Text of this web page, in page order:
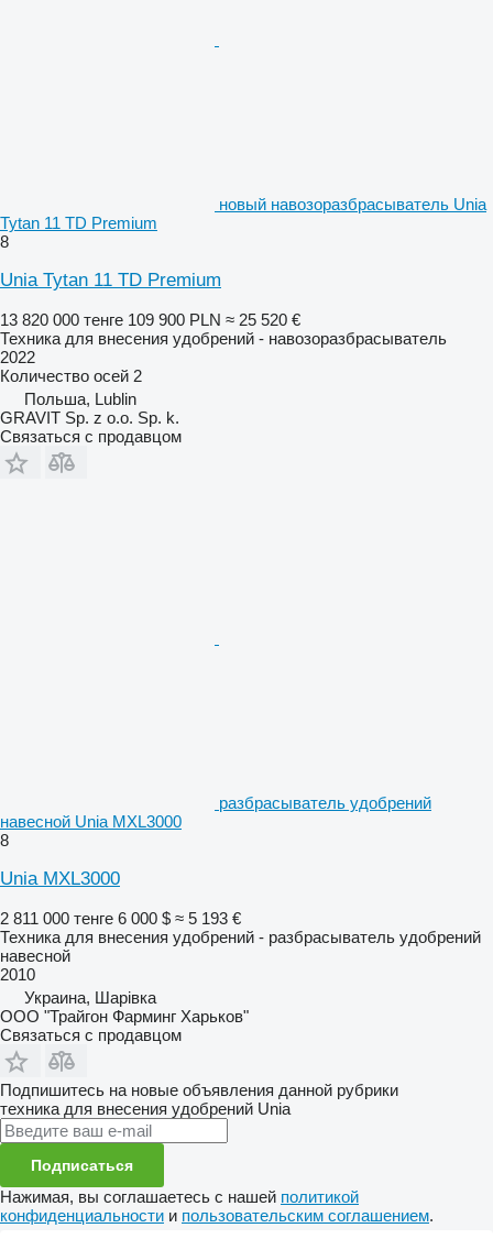
новый навозоразбрасыватель Unia
Tytan 11 TD Premium
8
Unia Tytan 11 TD Premium
13 820 000 тенге 109 900 PLN ≈ 25 520 €
Техника для внесения удобрений - навозоразбрасыватель
2022
Количество осей 2
Польша, Lublin
GRAVIT Sp. z o.o. Sp. k.
Связаться с продавцом
разбрасыватель удобрений
навесной Unia MXL3000
8
Unia MXL3000
2 811 000 тенге 6 000 $ ≈ 5 193 €
Техника для внесения удобрений - разбрасыватель удобрений
навесной
2010
Украина, Шарівка
ООО "Трайгон Фарминг Харьков"
Связаться с продавцом
Подпишитесь на новые объявления данной рубрики
техника для внесения удобрений Unia
Подписаться
Нажимая, вы соглашаетесь с нашей политикой
конфиденциальности и пользовательским соглашением.